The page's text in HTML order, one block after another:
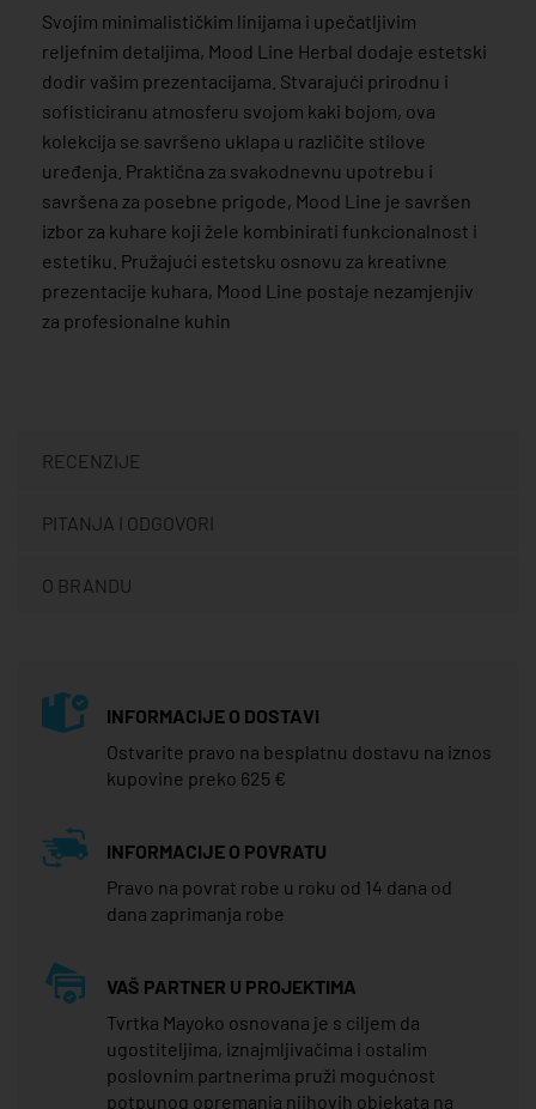
Svojim minimalističkim linijama i upečatljivim
reljefnim detaljima, Mood Line Herbal dodaje estetski
dodir vašim prezentacijama. Stvarajući prirodnu i
sofisticiranu atmosferu svojom kaki bojom, ova
kolekcija se savršeno uklapa u različite stilove
uređenja. Praktična za svakodnevnu upotrebu i
savršena za posebne prigode, Mood Line je savršen
izbor za kuhare koji žele kombinirati funkcionalnost i
estetiku. Pružajući estetsku osnovu za kreativne
prezentacije kuhara, Mood Line postaje nezamjenjiv
za profesionalne kuhin
RECENZIJE
PITANJA I ODGOVORI
O BRANDU
INFORMACIJE O DOSTAVI
Ostvarite pravo na besplatnu dostavu na iznos
kupovine preko 625 €
INFORMACIJE O POVRATU
Pravo na povrat robe u roku od 14 dana od
dana zaprimanja robe
VAŠ PARTNER U PROJEKTIMA
Tvrtka Mayoko osnovana je s ciljem da
ugostiteljima, iznajmljivačima i ostalim
poslovnim partnerima pruži mogućnost
potpunog opremanja njihovih objekata na